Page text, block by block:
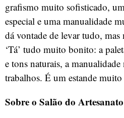
grafismo muito sofisticado,
especial e uma manualidade
dá vontade de levar tudo,
‘Tá’ tudo muito bonito: a
e tons naturais, a
trabalhos. É um estande
Sobre o Salão do Artesanato